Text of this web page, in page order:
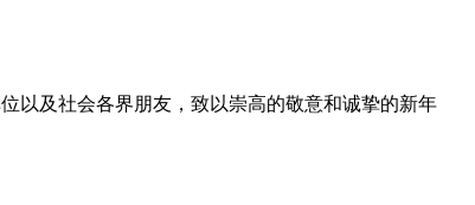
以及社会各界朋友，致以崇高的敬意和诚挚的新年